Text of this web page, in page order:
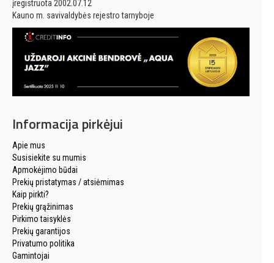
įregistruota 2002.07.12
Kauno m. savivaldybės rejestro tarnyboje
Informacija pirkėjui
Apie mus
Susisiekite su mumis
Apmokėjimo būdai
Prekių pristatymas / atsiėmimas
Kaip pirkti?
Prekių grąžinimas
Pirkimo taisyklės
Prekių garantijos
Privatumo politika
Gamintojai